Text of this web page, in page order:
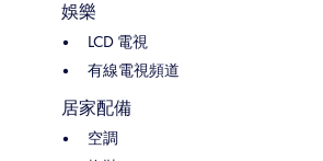
娛樂
LCD 電視
有線電視頻道
居家配備
空調